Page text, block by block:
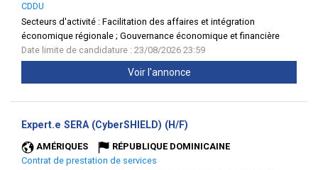
CDDU
Secteurs d'activité : Facilitation des affaires et intégration
économique régionale ; Gouvernance économique et financière
Date limite de candidature : 23/08/2026 23:59
Voir l'annonce
Expert.e SERA (CyberSHIELD) (H/F)
AMÉRIQUES
RÉPUBLIQUE DOMINICAINE
Contrat de prestation de services